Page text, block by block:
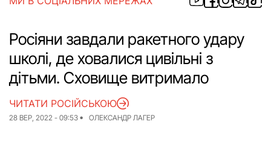
Окупація
Про нас
Війна
Гроші
Освіта
Інструкції
Медицина
ЖКГ
Росіяни завдали ракетного удару
школі, де ховалися цивільні з
дітьми. Сховище витримало
28 ВЕР, 2022 - 09:53 ОЛЕКСАНДР ЛАГЕР
ЧИТАТИ РОСІЙСЬКОЮ